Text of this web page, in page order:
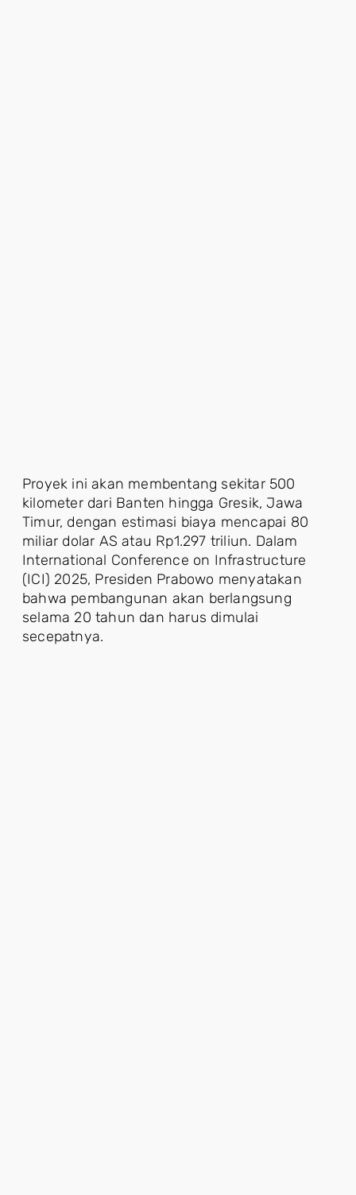
Proyek ini akan membentang sekitar 500
kilometer dari Banten hingga Gresik, Jawa
Timur, dengan estimasi biaya mencapai 80
miliar dolar AS atau Rp1.297 triliun. Dalam
International Conference on Infrastructure
(ICI) 2025, Presiden Prabowo menyatakan
bahwa pembangunan akan berlangsung
selama 20 tahun dan harus dimulai
secepatnya.